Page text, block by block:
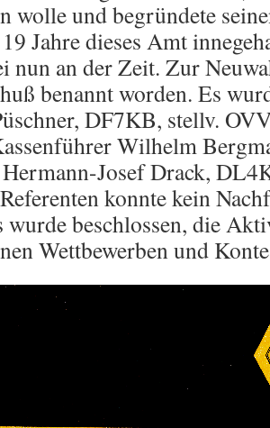
wolle und begründete
Jahre dieses Amt
nun an der Zeit. Zur
benannt worden. Es
DF7KB, stellv.
Wilhelm
Josef Drack,
konnte kein
wurde beschlossen, die
Wettbewerben und